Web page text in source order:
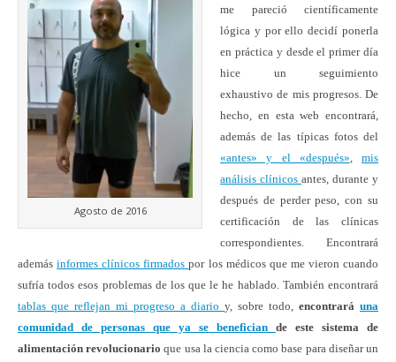
Agosto de 2016
me pareció científicamente
lógica y por ello decidí ponerla
en práctica y desde el primer día
hice un seguimiento
exhaustivo de mis progresos. De
hecho, en esta web encontrará,
además de las típicas fotos del
«antes» y el «después», mis
análisis clínicos antes, durante y
después de perder peso, con su
certificación de las clínicas
correspondientes. Encontrará
ademásinformes clínicos firmadospor los médicos que me vieron cuando
sufría todos esos problemas de los que le he hablado. También encontrará
tablas que reflejan mi progreso a diario y, sobre todo, encontrará una
comunidad de personas que ya se benefician de este sistema de
alimentación revolucionario que usa la ciencia como base para diseñar un